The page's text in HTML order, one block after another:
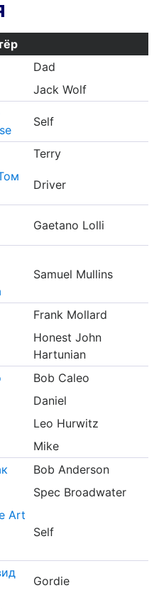
Dad
Jack Wolf
Self
Terry
Driver
Gaetano Lolli
Samuel Mullins
Frank Mollard
Honest John
Hartunian
Bob Caleo
Daniel
Leo Hurwitz
Mike
Bob Anderson
Spec Broadwater
Art
Self
Gordie